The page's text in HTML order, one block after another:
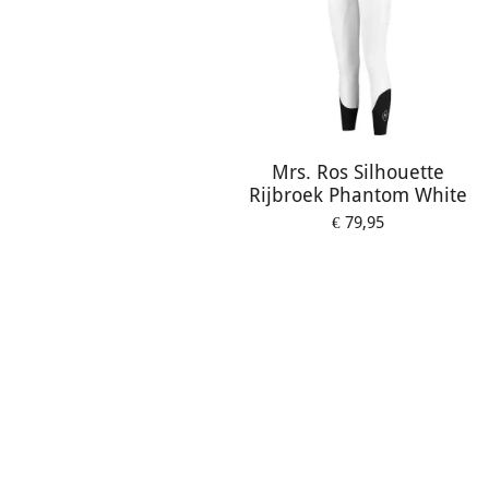
Mrs. Ros Silhouette
Rijbroek Phantom White
€ 79,95